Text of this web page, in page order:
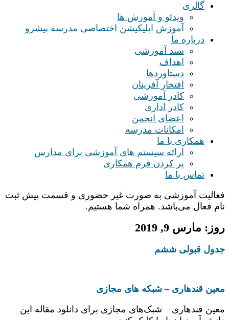
گالری
ویدئو و آموزش ها
آموزش اپلیکیشن اختصاصی مدرسه پیشرو
درباره ما
سند آموزشی
اهداف
دستاوردها
افتخار آفرینان
کادر آموزشی
کادر اداری
اعضای انجمن
امکانات مدرسه
همکاری با ما
ارائه سیستم های آموزشی برای مدارس
پر کردن فرم همکاری
تماس با ما
فعالیت آموزشی به صورت غیر حضوری و قسمت پیش ثبت
نام فعال می‌باشد. همراه شما هستیم.
روز: مارس 9, 2019
جدول قبولی ششم
معین قندهاری – شبکه های مجازی
معین قندهاری – شبک‌های مجازی برای دانلود مقاله این